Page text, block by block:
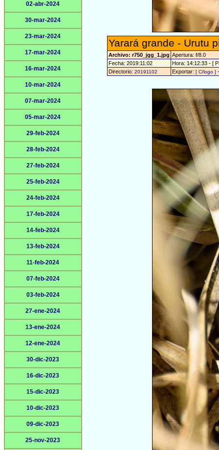
02-abr-2024
30-mar-2024
23-mar-2024
17-mar-2024
16-mar-2024
10-mar-2024
07-mar-2024
05-mar-2024
29-feb-2024
28-feb-2024
27-feb-2024
25-feb-2024
24-feb-2024
17-feb-2024
14-feb-2024
13-feb-2024
11-feb-2024
07-feb-2024
03-feb-2024
27-ene-2024
13-ene-2024
12-ene-2024
30-dic-2023
16-dic-2023
15-dic-2023
10-dic-2023
09-dic-2023
25-nov-2023
Yarará grande - Urutu
Archivo: r750_jgg_1.jpg Apertura: f/8.0
Fecha: 2019:11:02
Hora: 14:12:33 - [
Directorio: 20191102 Exportar: [ C/logo ]